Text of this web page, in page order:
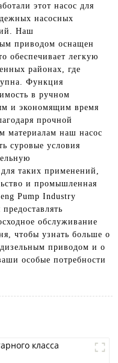
этот насос для
насосных
Наш
приводом оснащен
обеспечивает легкую
районах, где
Функция
в ручном
и экономящим время
прочной
материалам наш насос
суровые условия
таких применений,
и промышленная
Pump Industry
обслуживание
чтобы узнать больше о
приводом и о
особые потребности